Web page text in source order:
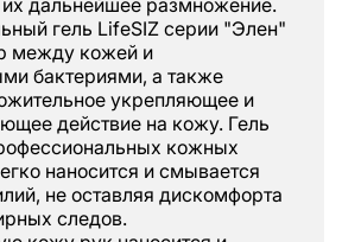
их дальнейшее размножение.
гель LifeSIZ серии "Элен"
между кожей и
бактериями, а также
укрепляющее и
действие на кожу. Гель
кожных
наносится и смывается
не оставляя дискомфорта
следов.